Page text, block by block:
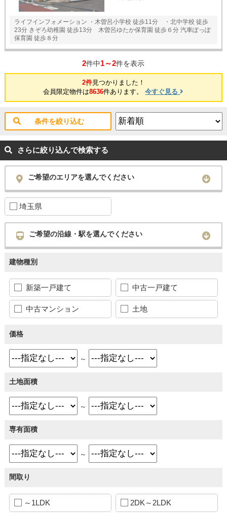
ライフインフォメーション ・木曽呂小学校 徒歩11分 ・北中学校 徒歩
23分 きぞろ幼稚園 徒歩13分 木曽呂ゆたか保育園 徒歩６分 汽車ぽっぽ
保育園 徒歩８分
2件中1～2件を表示
2件見つかりました！
会員限定物件は8636件あります。今すぐ見る
条件を絞り込む
さらに絞り込んで検索する
ご希望のエリアを選んでください
埼玉県
ご希望の沿線・駅を選んでください
建物種別
新築一戸建て 中古一戸建て
中古マンション 土地
価格
～
土地面積
～
専有面積
～
間取り
～1LDK 2DK～2LDK